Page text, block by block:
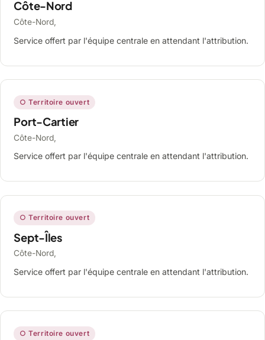
Côte-Nord
Côte-Nord,
Service offert par l'équipe centrale en attendant l'attribution.
○ Territoire ouvert
Port-Cartier
Côte-Nord,
Service offert par l'équipe centrale en attendant l'attribution.
○ Territoire ouvert
Sept-Îles
Côte-Nord,
Service offert par l'équipe centrale en attendant l'attribution.
○ Territoire ouvert